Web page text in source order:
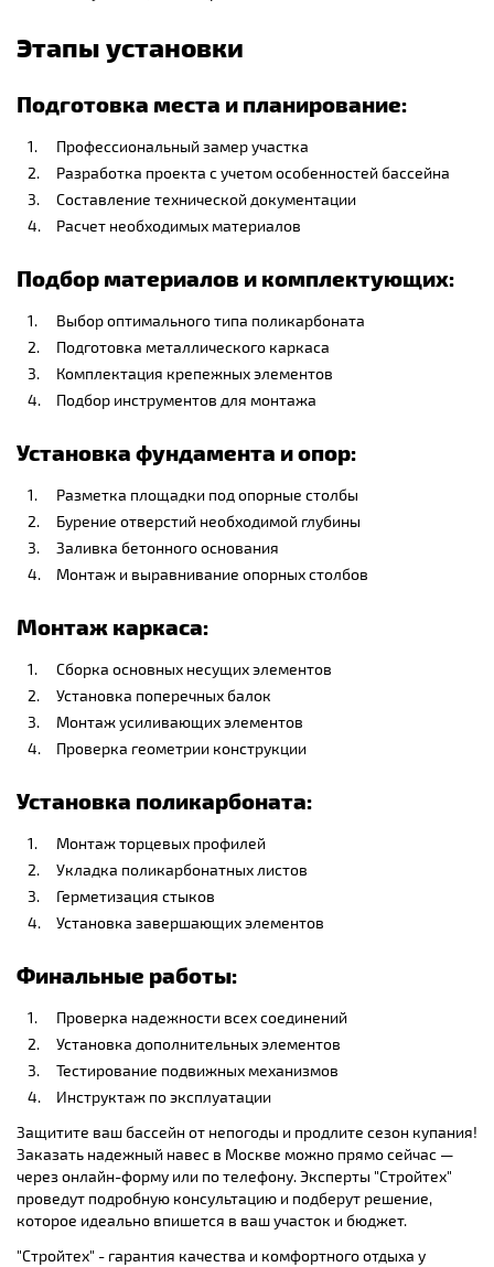
Этапы установки
Подготовка места и планирование:
Профессиональный замер участка
Разработка проекта с учетом особенностей бассейна
Составление технической документации
Расчет необходимых материалов
Подбор материалов и комплектующих:
Выбор оптимального типа поликарбоната
Подготовка металлического каркаса
Комплектация крепежных элементов
Подбор инструментов для монтажа
Установка фундамента и опор:
Разметка площадки под опорные столбы
Бурение отверстий необходимой глубины
Заливка бетонного основания
Монтаж и выравнивание опорных столбов
Монтаж каркаса:
Сборка основных несущих элементов
Установка поперечных балок
Монтаж усиливающих элементов
Проверка геометрии конструкции
Установка поликарбоната:
Монтаж торцевых профилей
Укладка поликарбонатных листов
Герметизация стыков
Установка завершающих элементов
Финальные работы:
Проверка надежности всех соединений
Установка дополнительных элементов
Тестирование подвижных механизмов
Инструктаж по эксплуатации
Защитите ваш бассейн от непогоды и продлите сезон купания!
Заказать надежный навес в Москве можно прямо сейчас —
через онлайн-форму или по телефону. Эксперты "Стройтех"
проведут подробную консультацию и подберут решение,
которое идеально впишется в ваш участок и бюджет.
"Стройтех" - гарантия качества и комфортного отдыха у